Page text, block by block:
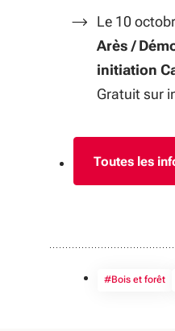
Le 10
Arès /
initiation
Gratuit sur
Toutes les
#Bois et forêt